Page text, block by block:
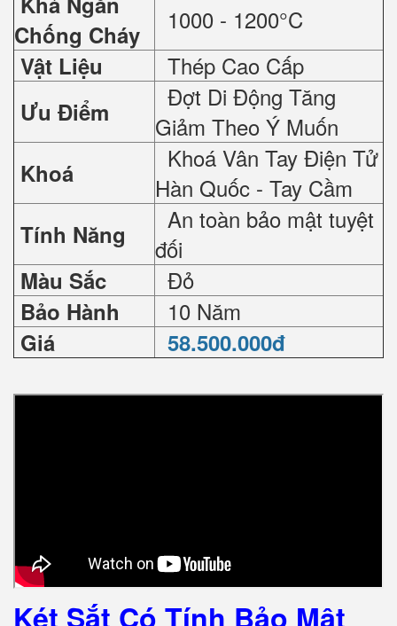
Chống Cháy
1000 - 1200°C
Vật Liệu Thép Cao Cấp
Ưu Điểm
Đợt Di Động Tăng
Giảm Theo Ý Muốn
Khoá
Khoá Vân Tay Điện Tử
Hàn Quốc - Tay Cầm
Tính Năng
An toàn bảo mật tuyệt
đối
Màu Sắc Đỏ
Bảo Hành 10 Năm
Giá 58.500.000đ
Két Sắt Có Tính Bảo Mật